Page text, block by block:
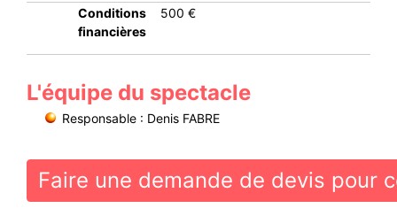
Conditions
financières
500 €
L'équipe du spectacle
Responsable : Denis FABRE
Faire une demande de devis pour